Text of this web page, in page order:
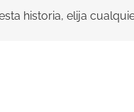
historia, elija